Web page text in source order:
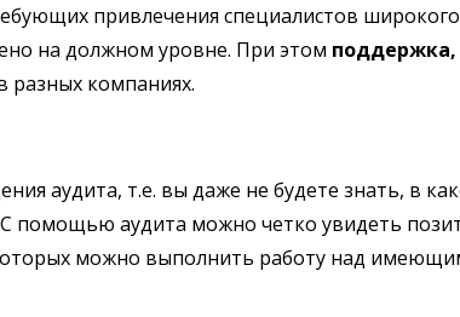
привлечения специалистов
на должном уровне. При этом поддержка,
разных компаниях.
аудита, т.е. вы даже не будете знать, в
помощью аудита можно четко увидеть
можно выполнить работу над